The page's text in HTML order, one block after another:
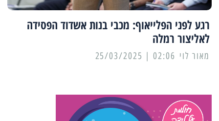
רגע לפני הפלייאוף: מכבי בנות אשדוד הפסידה
לאליצור רמלה
מאור לוי 02:06 | 25/03/2025